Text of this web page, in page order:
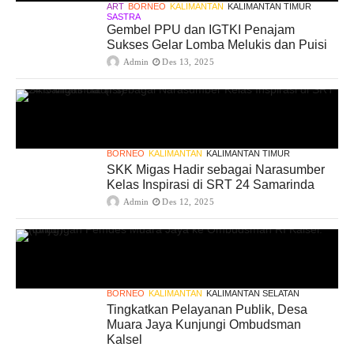
ART BORNEO KALIMANTAN KALIMANTAN TIMUR
SASTRA
Gembel PPU dan IGTKI Penajam
Sukses Gelar Lomba Melukis dan Puisi
Admin Des 13, 2025
BORNEO KALIMANTAN KALIMANTAN TIMUR
SKK Migas Hadir sebagai Narasumber
Kelas Inspirasi di SRT 24 Samarinda
Admin Des 12, 2025
BORNEO KALIMANTAN KALIMANTAN SELATAN
Tingkatkan Pelayanan Publik, Desa
Muara Jaya Kunjungi Ombudsman
Kalsel